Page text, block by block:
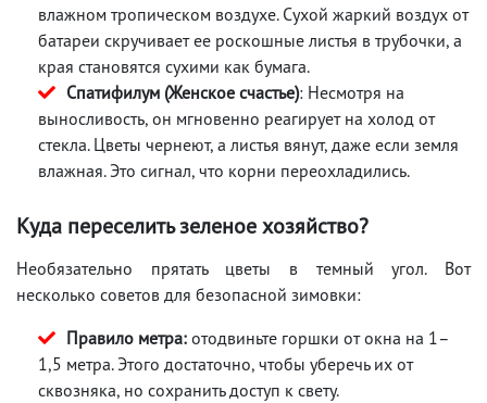
влажном тропическом воздухе. Сухой жаркий воздух от
батареи скручивает ее роскошные листья в трубочки, а
края становятся сухими как бумага.
Спатифилум (Женское счастье): Несмотря на
выносливость, он мгновенно реагирует на холод от
стекла. Цветы чернеют, а листья вянут, даже если земля
влажная. Это сигнал, что корни переохладились.
Куда переселить зеленое хозяйство?
Необязательно прятать цветы в темный угол. Вот
несколько советов для безопасной зимовки:
Правило метра: отодвиньте горшки от окна на 1–
1,5 метра. Этого достаточно, чтобы уберечь их от
сквозняка, но сохранить доступ к свету.